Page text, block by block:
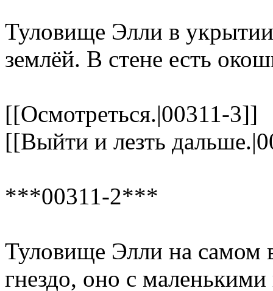
Туловище Элли в
землёй. В стене есть
[[Осмотреться.|00311-3]]
[[Выйти и лезть
***00311-2***
Туловище Элли на самом
гнездо, оно с